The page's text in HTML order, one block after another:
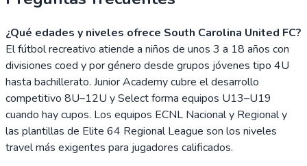
¿Qué edades y niveles ofrece South Carolina United FC?
El fútbol recreativo atiende a niños de unos 3 a 18 años con
divisiones coed y por género desde grupos jóvenes tipo 4U
hasta bachillerato. Junior Academy cubre el desarrollo
competitivo 8U–12U y Select forma equipos U13–U19
cuando hay cupos. Los equipos ECNL Nacional y Regional y
las plantillas de Elite 64 Regional League son los niveles
travel más exigentes para jugadores calificados.